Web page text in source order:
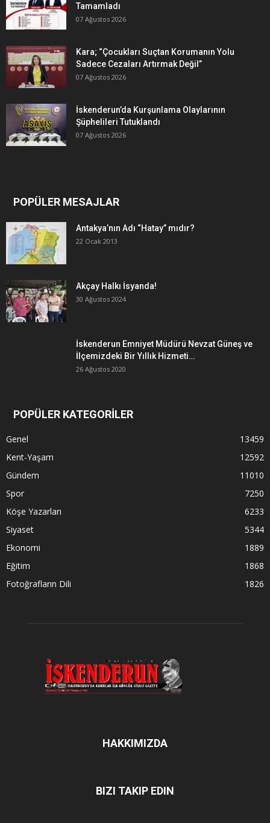
Tamamladı
07 Ağustos 2026
Kara; “Çocukları Suçtan Korumanın Yolu
Sadece Cezaları Artırmak Değil”
07 Ağustos 2026
İskenderun’da Kurşunlama Olaylarının
Şüphelileri Tutuklandı
07 Ağustos 2026
POPÜLER MESAJLAR
Antakya’nın Adı “Hatay” mıdır?
22 Ocak 2013
Akçay Halkı İsyanda!
30 Ağustos 2024
İskenderun Emniyet Müdürü Nevzat Güneş ve
İlçemizdeki Bir Yıllık Hizmeti…
26 Ağustos 2020
POPÜLER KATEGORİLER
Genel
13459
Kent-Yaşam
12592
Gündem
11010
Spor
7250
Köşe Yazarları
6233
Siyaset
5344
Ekonomi
1889
Eğitim
1868
Fotoğrafların Dili
1826
HAKKIMIZDA
BIZI TAKIP EDIN